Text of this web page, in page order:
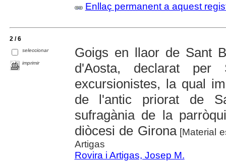
Enllaç permanent a aquest
2 / 6
seleccionar
imprimir
Goigs en llaor de Sant
d'Aosta, declarat
excursionistes, la qual
de l'antic priorat de
sufragània de la
diòcesi de Girona[Material
Artigas
Rovira i Artigas, Josep M.